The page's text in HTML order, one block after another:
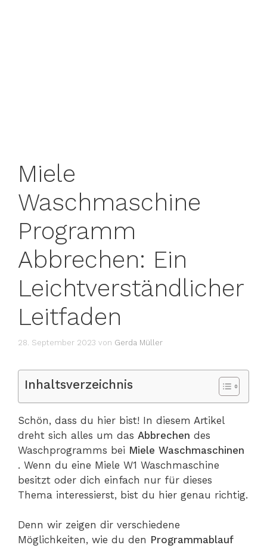
Miele
Waschmaschine
Programm
Abbrechen: Ein
Leichtverständlicher
Leitfaden
28. September 2023 von Gerda Müller
Inhaltsverzeichnis
Schön, dass du hier bist! In diesem Artikel
dreht sich alles um das Abbrechen des
Waschprogramms bei Miele Waschmaschinen
. Wenn du eine Miele W1 Waschmaschine
besitzt oder dich einfach nur für dieses
Thema interessierst, bist du hier genau richtig.
Denn wir zeigen dir verschiedene
Möglichkeiten, wie du den Programmablauf